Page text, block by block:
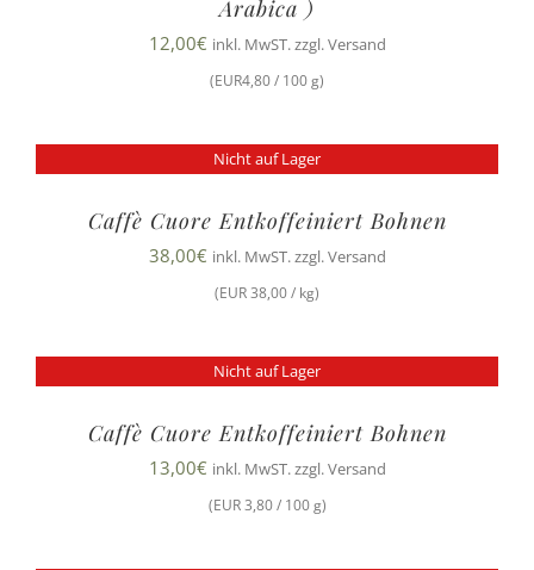
Arabica )
12,00€ inkl. MwST. zzgl. Versand
(EUR4,80 / 100 g)
Nicht auf Lager
Caffè Cuore Entkoffeiniert Bohnen
38,00€ inkl. MwST. zzgl. Versand
(EUR 38,00 / kg)
Nicht auf Lager
Caffè Cuore Entkoffeiniert Bohnen
13,00€ inkl. MwST. zzgl. Versand
(EUR 3,80 / 100 g)